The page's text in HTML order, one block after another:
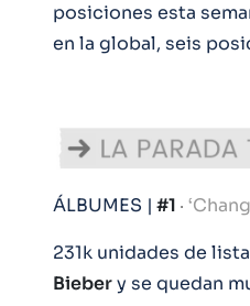
posiciones esta
en la global, seis
ÁLBUMES | #1 ·
231k unidades de
Biebery se quedan